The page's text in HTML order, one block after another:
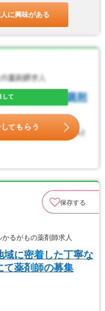
に興味がある
保存する
るがもの薬剤師求人
域に密着した丁寧な
て薬剤師の募集